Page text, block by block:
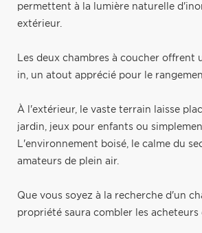
permettent à la lumière naturelle
extérieur.
Les deux chambres à coucher
in, un atout apprécié pour le
À l'extérieur, le vaste terrain laisse
jardin, jeux pour enfants ou
L'environnement boisé, le calme du
amateurs de plein air.
Que vous soyez à la recherche d'un
propriété saura combler les